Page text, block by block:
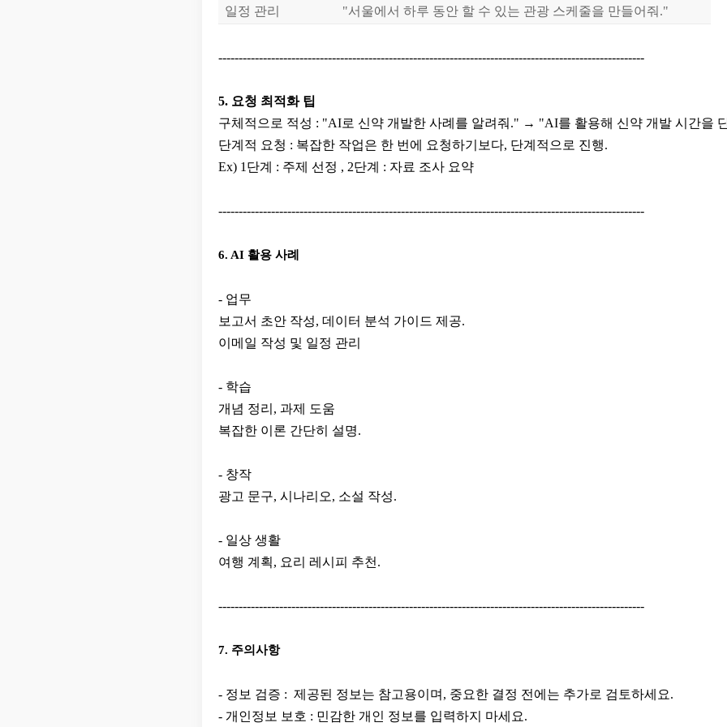
일정 관리
"서울에서 하루 동안 할 수 있는 관광 스케줄을 만들어줘."
---------------------------------------------------------------------------------------------------------
5. 요청 최적화 팁
구체적으로 적성 : "AI로 신약 개발한 사례를 알려줘." → "AI를 활용해 신약 개발 시간을
단계적 요청 : 복잡한 작업은 한 번에 요청하기보다, 단계적으로 진행.
Ex) 1단계 : 주제 선정 , 2단계 : 자료 조사 요약
---------------------------------------------------------------------------------------------------------
6. AI 활용 사례
​- 업무
보고서 초안 작성, 데이터 분석 가이드 제공.
이메일 작성 및 일정 관리
- 학습
개념 정리, 과제 도움
복잡한 이론 간단히 설명.
- 창작
광고 문구, 시나리오, 소설 작성.
- 일상 생활
여행 계획, 요리 레시피 추천.
---------------------------------------------------------------------------------------------------------
7. 주의사항
​- 정보 검증 : 제공된 정보는 참고용이며, 중요한 결정 전에는 추가로 검토하세요.
- 개인정보 보호 : 민감한 개인 정보를 입력하지 마세요.